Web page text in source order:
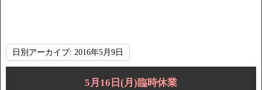
日別アーカイブ: 2016年5月9日
5月16日(月)臨時休業